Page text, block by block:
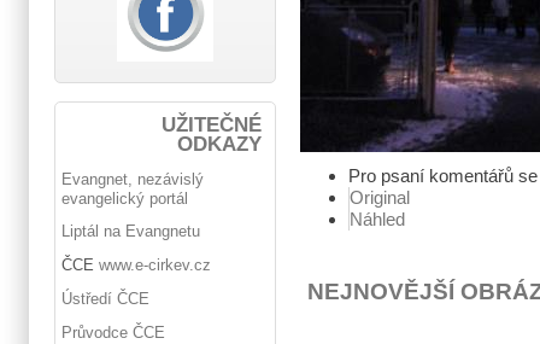
Pro psaní komentářů
Original
Náhled
NEJNOVĚJŠÍ
UŽITEČNÉ
ODKAZY
Evangnet, nezávislý
evangelický portál
Liptál na Evangnetu
ČCE www.e-cirkev.cz
Ústředí ČCE
Průvodce ČCE